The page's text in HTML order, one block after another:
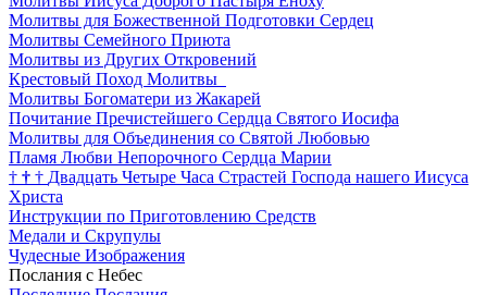
Молитвы для Божественной Подготовки Сердец
Молитвы Семейного Приюта
Молитвы из Других Откровений
Крестовый Поход Молитвы
Молитвы Богоматери из Жакарей
Почитание Пречистейшего Сердца Святого Иосифа
Молитвы для Объединения со Святой Любовью
Пламя Любви Непорочного Сердца Марии
† † † Двадцать Четыре Часа Страстей Господа нашего Иисуса
Христа
Инструкции по Приготовлению Средств
Медали и Скрупулы
Чудесные Изображения
Послания с Небес